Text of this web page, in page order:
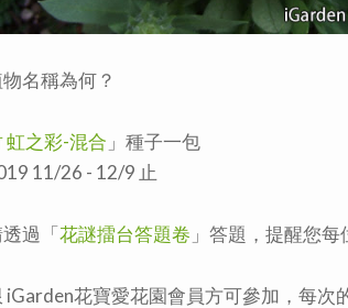
名稱為何？
虹之彩-混合 」種子一包
11/26 - 12/9 止
過「花謎擂台答題卷 」答題，提醒您每
iGarden花寶愛花園會員方可參加，每次